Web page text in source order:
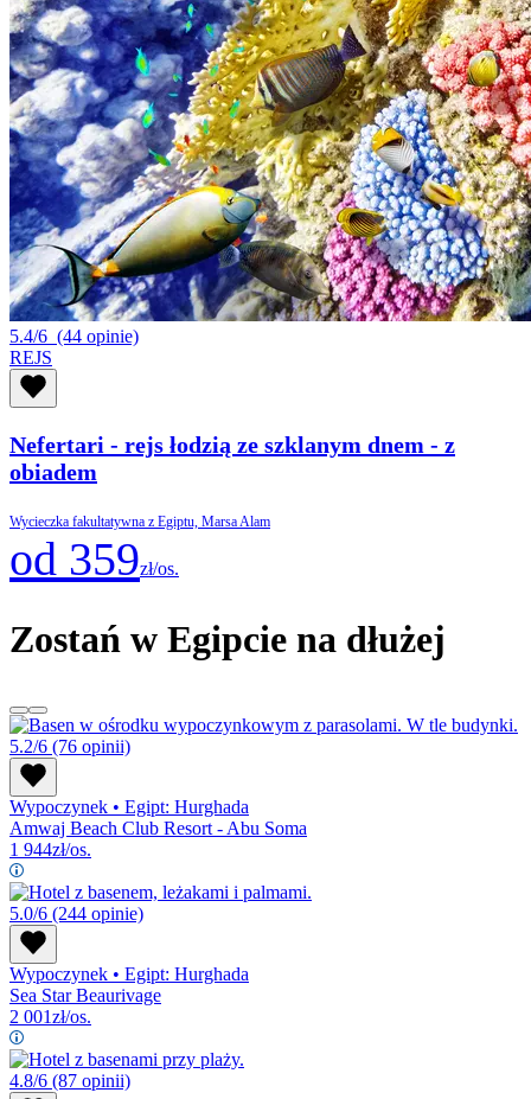
5.4/6 (44 opinie)
REJS
Nefertari - rejs łodzią ze szklanym dnem - z
obiadem
Wycieczka fakultatywna z Egiptu, Marsa Alam
od 359zł/os.
Zostań w Egipcie na dłużej
5.2/6 (76 opinii)
Wypoczynek • Egipt: Hurghada
Amwaj Beach Club Resort - Abu Soma
1 944zł/os.
5.0/6 (244 opinie)
Wypoczynek • Egipt: Hurghada
Sea Star Beaurivage
2 001zł/os.
4.8/6 (87 opinii)